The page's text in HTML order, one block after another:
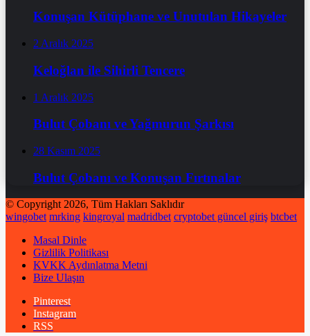
Konuşan Kütüphane ve Unutulan Hikayeler
2 Aralık 2025
Keloğlan ile Sihirli Tencere
1 Aralık 2025
Bulut Çobanı ve Yağmurun Şarkısı
28 Kasım 2025
Bulut Çobanı ve Konuşan Fırtınalar
© Copyright 2026, Tüm Hakları Saklıdır
wingobet mrking kingroyal madridbet cryptobet güncel giriş btcbet
Masal Dinle
Gizlilik Politikası
KVKK Aydınlatma Metni
Bize Ulaşın
Pinterest
Instagram
RSS